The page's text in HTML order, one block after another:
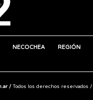
NECOCHEA REGIÓN
/Todos los derechos reservados /